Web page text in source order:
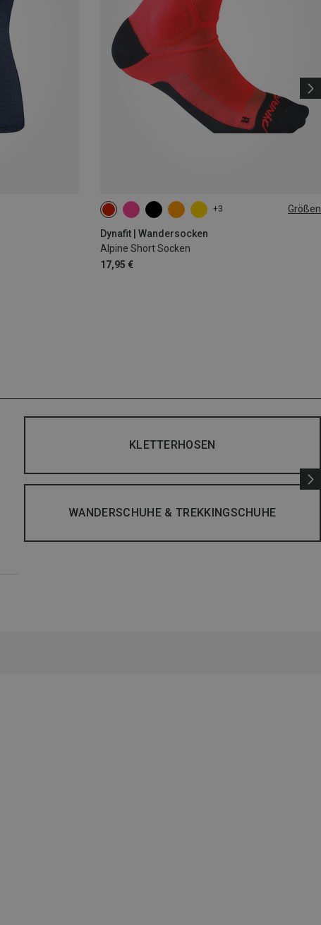
+3 Größen
Dynafit | Wandersocken
Alpine Short Socken
17,95 €
39|40|41|42 43|44|45|46
KLETTERHOSEN
WANDERSCHUHE & TREKKINGSCHUHE